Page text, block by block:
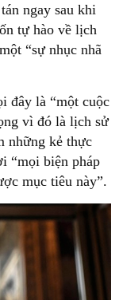
ngay sau khi
tự hào về lịch
“sự nhục nhã
đây là “một cuộc
vì đó là lịch sử
những kẻ thực
“mọi biện pháp
mục tiêu này”.